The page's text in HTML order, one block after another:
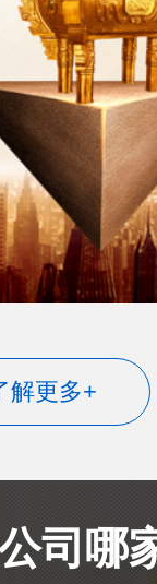
解更多+
司哪